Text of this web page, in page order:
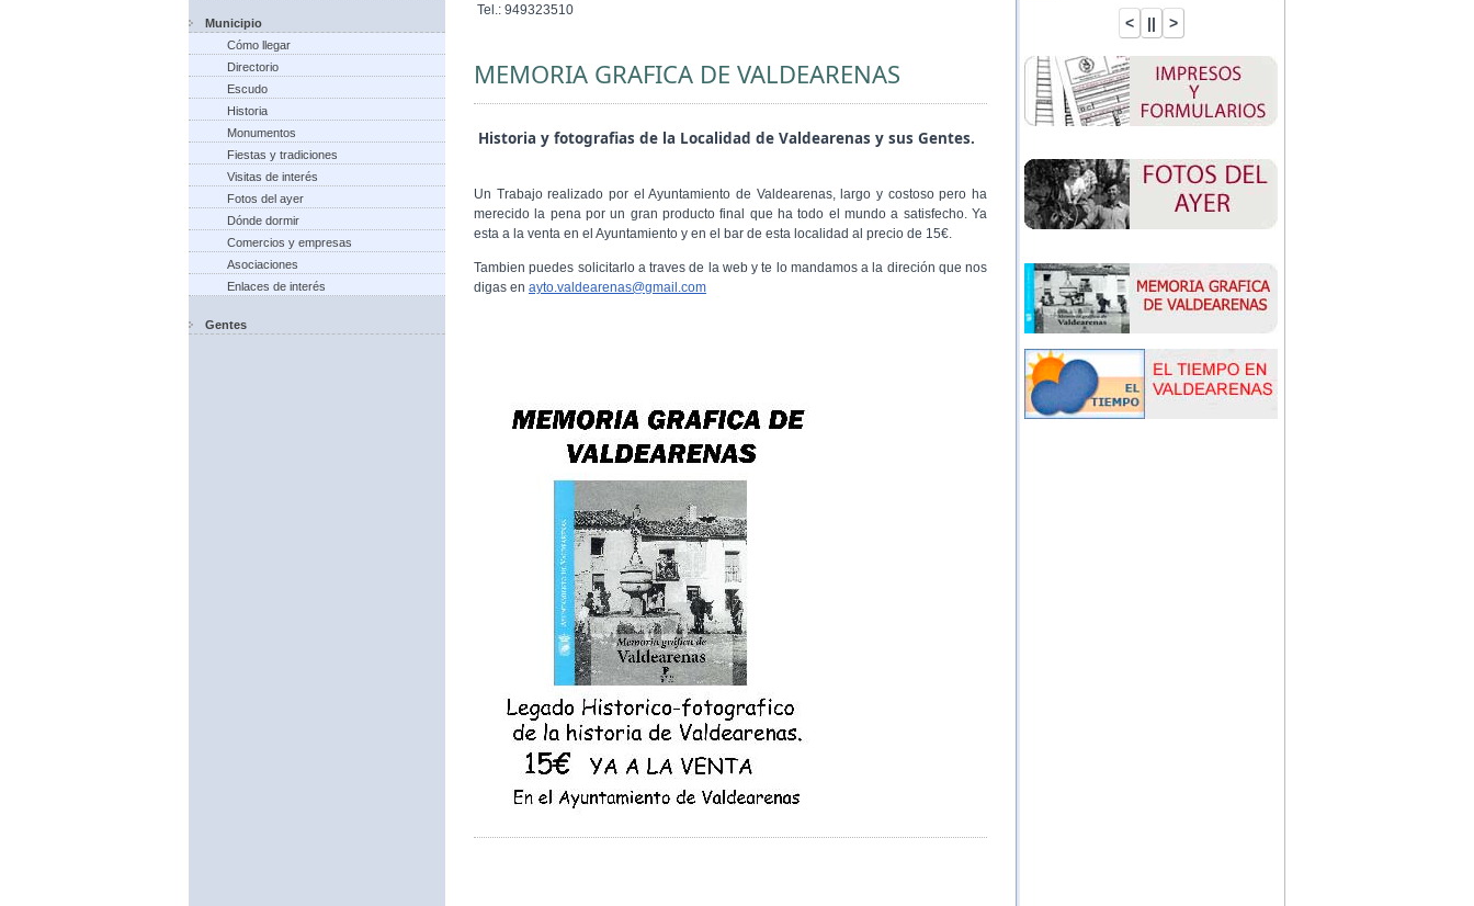
Municipio
Cómo llegar
Directorio
Escudo
Historia
Monumentos
Fiestas y tradiciones
Visitas de interés
Fotos del ayer
Dónde dormir
Comercios y empresas
Asociaciones
Enlaces de interés
Gentes
Tel.: 949323510
MEMORIA GRAFICA DE VALDEARENAS
Historia y fotografias de la Localidad de Valdearenas y sus Gentes.
Un Trabajo realizado por el Ayuntamiento de Valdearenas, largo y costoso pero ha
merecido la pena por un gran producto final que ha todo el mundo a satisfecho. Ya
esta a la venta en el Ayuntamiento y en el bar de esta localidad al precio de 15€.
Tambien puedes solicitarlo a traves de la web y te lo mandamos a la direción que nos
digas en ayto.valdearenas@gmail.com